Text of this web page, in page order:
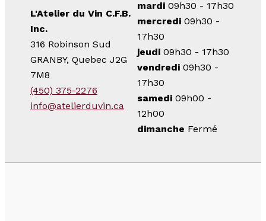
L'Atelier du Vin C.F.B.
Inc.
316 Robinson Sud
GRANBY, Quebec J2G
7M8
(450) 375-2276
info@atelierduvin.ca
mardi 09h30 - 17h30
mercredi 09h30 -
17h30
jeudi 09h30 - 17h30
vendredi 09h30 -
17h30
samedi 09h00 -
12h00
dimanche Fermé